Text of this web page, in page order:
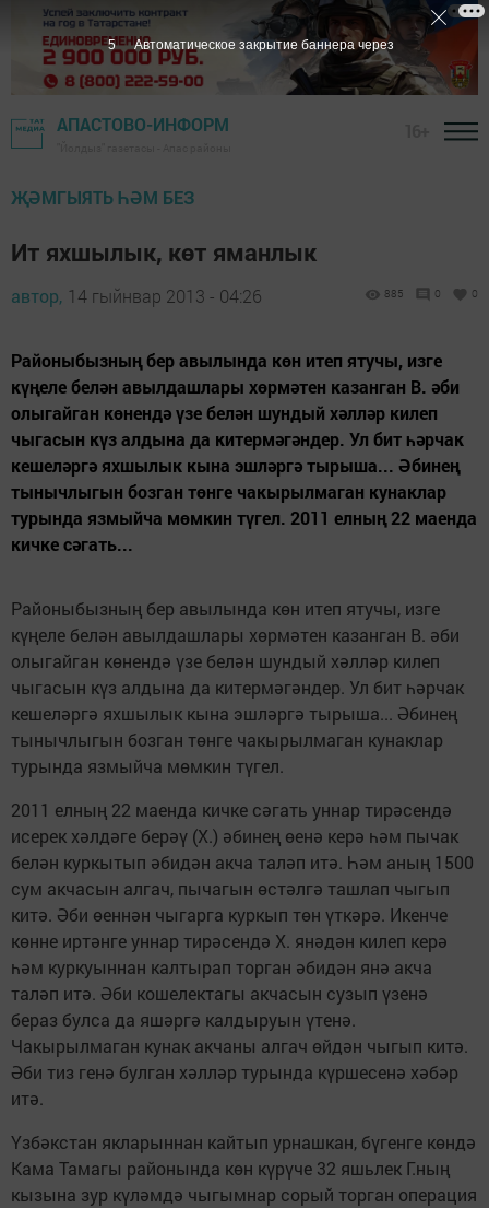
АПАСТОВО-ИНФОРМ
ҖӘМГЫЯТЬ ҺӘМ БЕЗ
Ит яхшылык, көт яманлык
автор, 14 гыйнвар 2013 - 04:26 885 0 0
Районыбызның бер авылында көн итеп ятучы, изге
күңеле белән авылдашлары хөрмәтен казанган В. әби
олыгайган көнендә үзе белән шундый хәлләр килеп
чыгасын күз алдына да китермәгәндер. Ул бит һәрчак
кешеләргә яхшылык кына эшләргә тырыша... Әбинең
тынычлыгын бозган төнге чакырылмаган кунаклар
турында язмыйча мөмкин түгел. 2011 елның 22 маенда
кичке сәгать...
Районыбызның бер авылында көн итеп ятучы, изге
күңеле белән авылдашлары хөрмәтен казанган В. әби
олыгайган көнендә үзе белән шундый хәлләр килеп
чыгасын күз алдына да китермәгәндер. Ул бит һәрчак
кешеләргә яхшылык кына эшләргә тырыша... Әбинең
тынычлыгын бозган төнге чакырылмаган кунаклар
турында язмыйча мөмкин түгел.
2011 елның 22 маенда кичке сәгать уннар тирәсендә
исерек хәлдәге берәү (Х.) әбинең өенә керә һәм пычак
белән куркытып әбидән акча таләп итә. Һәм аның 1500
сум акчасын алгач, пычагын өстәлгә ташлап чыгып
китә. Әби өеннән чыгарга куркып төн үткәрә. Икенче
көнне иртәнге уннар тирәсендә Х. янәдән килеп керә
һәм куркуыннан калтырап торган әбидән янә акча
таләп итә. Әби кошелектагы акчасын сузып үзенә
бераз булса да яшәргә калдыруын үтенә.
Чакырылмаган кунак акчаны алгач өйдән чыгып китә.
Әби тиз генә булган хәлләр турында күршесенә хәбәр
итә.
Үзбәкстан якларыннан кайтып урнашкан, бүгенге көндә
Кама Тамагы районында көн күрүче 32 яшьлек Г.ның
кызына зур күләмдә чыгымнар сорый торган операция
5 Автоматическое закрытие баннера через